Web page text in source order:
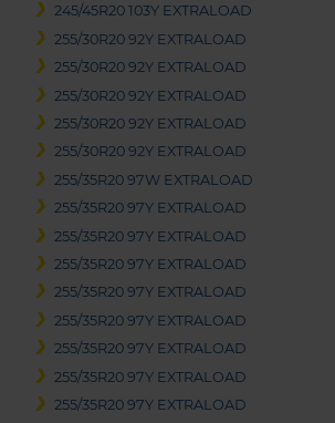
245/45R20 103Y EXTRALOAD
255/30R20 92Y EXTRALOAD
255/30R20 92Y EXTRALOAD
255/30R20 92Y EXTRALOAD
255/30R20 92Y EXTRALOAD
255/30R20 92Y EXTRALOAD
255/35R20 97W EXTRALOAD
255/35R20 97Y EXTRALOAD
255/35R20 97Y EXTRALOAD
255/35R20 97Y EXTRALOAD
255/35R20 97Y EXTRALOAD
255/35R20 97Y EXTRALOAD
255/35R20 97Y EXTRALOAD
255/35R20 97Y EXTRALOAD
255/35R20 97Y EXTRALOAD